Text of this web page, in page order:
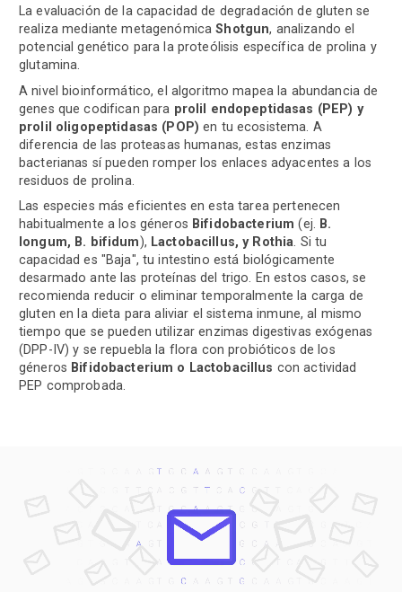
La evaluación de la capacidad de degradación de gluten se
realiza mediante metagenómicaShotgun, analizando el
potencial genético para la proteólisis específica de prolina y
glutamina.
A nivel bioinformático, el algoritmo mapea la abundancia de
genes que codifican para prolil endopeptidasas (PEP) y
prolil oligopeptidasas (POP) en tu ecosistema. A
diferencia de las proteasas humanas, estas enzimas
bacterianas sí pueden romper los enlaces adyacentes a los
residuos de prolina.
Las especies más eficientes en esta tarea pertenecen
habitualmente a los géneros Bifidobacterium (ej. B.
longum, B. bifidum), Lactobacillus, y Rothia. Si tu
capacidad es "Baja", tu intestino está biológicamente
desarmado ante las proteínas del trigo. En estos casos, se
recomienda reducir o eliminar temporalmente la carga de
gluten en la dieta para aliviar el sistema inmune, al mismo
tiempo que se pueden utilizar enzimas digestivas exógenas
(DPP-IV) y se repuebla la flora con probióticos de los
géneros Bifidobacterium o Lactobacillus con actividad
PEP comprobada.